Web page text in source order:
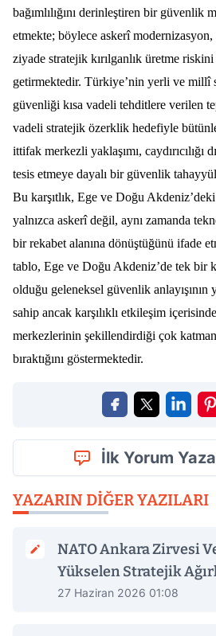
bağımlılığını derinleştiren bir güvenlik
etmekte; böylece askerî
ziyade stratejik kırılganlık üretme
getirmektedir. Türkiye’nin yerli ve millî
güvenliği kısa vadeli tehditlere verilen
vadeli stratejik özerklik hedefiyle
ittifak merkezli yaklaşımı, caydırıcılığı
tesis etmeye dayalı bir güvenlik
Bu karşıtlık, Ege ve Doğu
yalnızca askerî değil, aynı zamanda
bir rekabet alanına dönüştüğünü ifade
tablo, Ege ve Doğu Akdeniz’de tek bir
olduğu geleneksel güvenlik anlayışının
sahip ancak karşılıklı etkileşim
merkezlerinin şekillendirdiği çok
bıraktığını göstermektedir.
İlk Yorum
YAZARIN DIĞER YAZILARI
NATO Ankara Zirvesi
Yükselen Stratejik
27 Haziran 2026 01:08